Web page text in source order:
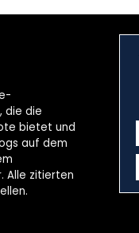
die die
bietet und
auf dem
Alle zitierten